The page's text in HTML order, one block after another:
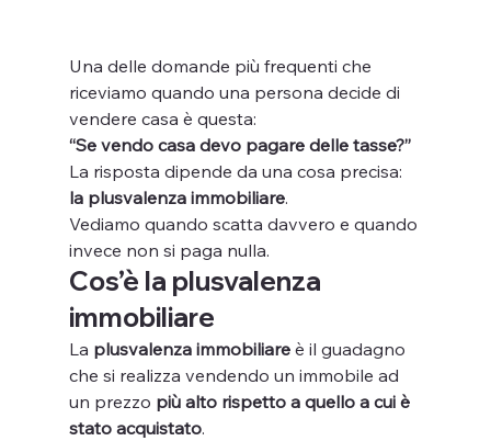
Una delle domande più frequenti che
riceviamo quando una persona decide di
vendere casa è questa:
“Se vendo casa devo pagare delle tasse?”
La risposta dipende da una cosa precisa:
la plusvalenza immobiliare.
Vediamo quando scatta davvero e quando
invece non si paga nulla.
Cos’è la plusvalenza
immobiliare
La plusvalenza immobiliare è il guadagno
che si realizza vendendo un immobile ad
un prezzo più alto rispetto a quello a cui è
stato acquistato.